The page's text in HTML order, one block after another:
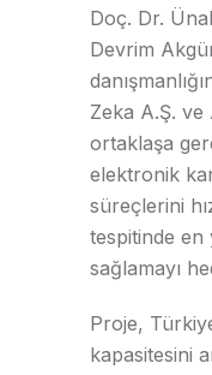
Doç. Dr.
Devrim
Zeka A.Ş.
ortaklaşa
elektronik
süreçlerini
tespitinde
sağlamayı
Proje,
kapasitesini